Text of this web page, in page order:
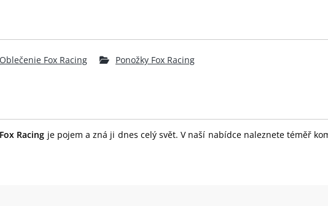
Oblečenie Fox Racing Ponožky Fox Racing
Fox Racing je pojem a zná ji dnes celý svět. V naší nabídce naleznete téměř